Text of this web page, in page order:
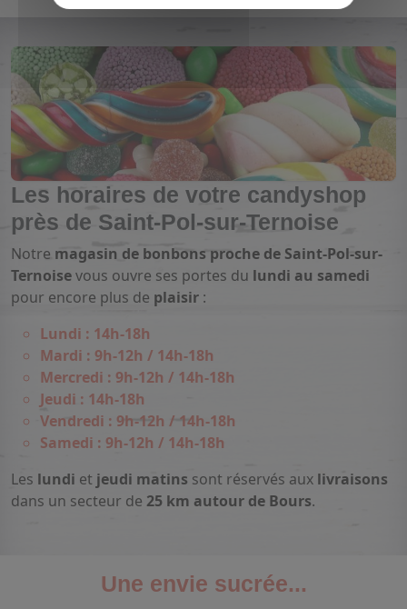
Les horaires de votre candyshop
près de Saint-Pol-sur-Ternoise
Notre magasin de bonbons proche de Saint-Pol-sur-
Ternoisevous ouvre ses portes du lundi au samedi
pour encore plus de plaisir :
Lundi : 14h-18h
Mardi : 9h-12h / 14h-18h
Mercredi : 9h-12h / 14h-18h
Jeudi : 14h-18h
Vendredi : 9h-12h / 14h-18h
Samedi : 9h-12h / 14h-18h
Les lundi et jeudi matins sont réservés aux livraisons
dans un secteur de 25 km autour de Bours.
Une envie sucrée...